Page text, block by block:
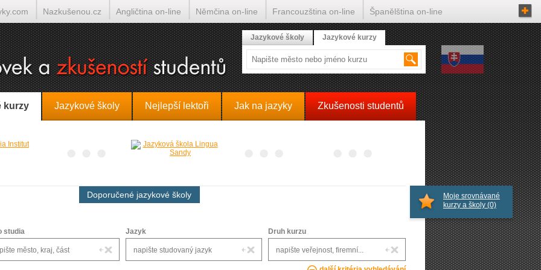
kurzy Jazykové školy Nejlepší lektoři Jak na jazyky Zkušenosti studentů
Doporučené jazykové školy
studia Jazyk Druh kurzu
Moje srovnávané
kurzy a školy (0)
Jazykové školy Jazykové kurzy
Nazkušenou.cz Angličtina on-line Němčina on-line Francouzština on-line Španělština on-line